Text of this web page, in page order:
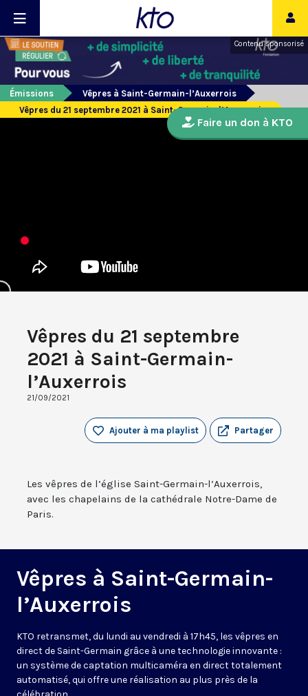
Contenu sponsorisé
Émissions
Vêpres à Saint-Germain-l’Auxerrois
Vêpres du 21 septembre 2021 à Saint-Germain-l’Auxerrois
Vêpres du 21 septembre
2021 à Saint-Germain-
l’Auxerrois
21/09/2021
Partager
Ajouter à ma playlist
Les vêpres de l’église Saint-Germain-l’Auxerrois,
avec les chapelains de la cathédrale Notre-Dame de
Paris.
Vêpres à Saint-Germain-
l’Auxerrois
KTO retransmet, du lundi au vendredi à 17h45, les vêpres en
direct de Saint-Germain grâce à une technologie innovante :
un système de captation multicaméra en direct totalement
automatisé, qui offre une réalisation au plus près de la
Faire un don à KTO